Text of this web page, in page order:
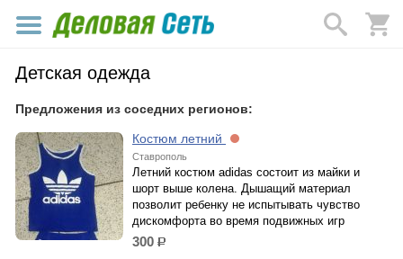
Детская одежда
Предложения из соседних регионов:
Костюм летний
Ставрополь
Летний костюм adidas состоит из майки и
шорт выше колена. Дышащий материал
позволит ребенку не испытывать чувство
дискомфорта во время подвижных игр
300 р.